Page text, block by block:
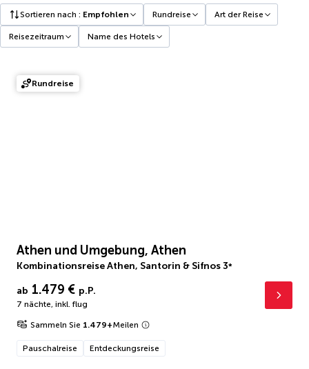
Sortieren nach : Empfohlen Rundreise Art der Reise
Reisezeitraum Name des Hotels
Rundreise
Athen und Umgebung, Athen
Kombinationsreise Athen, Santorin & Sifnos3*
ab 1.479 € p.P.
7 nächte, inkl. flug
Sammeln Sie 1.479+Meilen
Pauschalreise Entdeckungsreise